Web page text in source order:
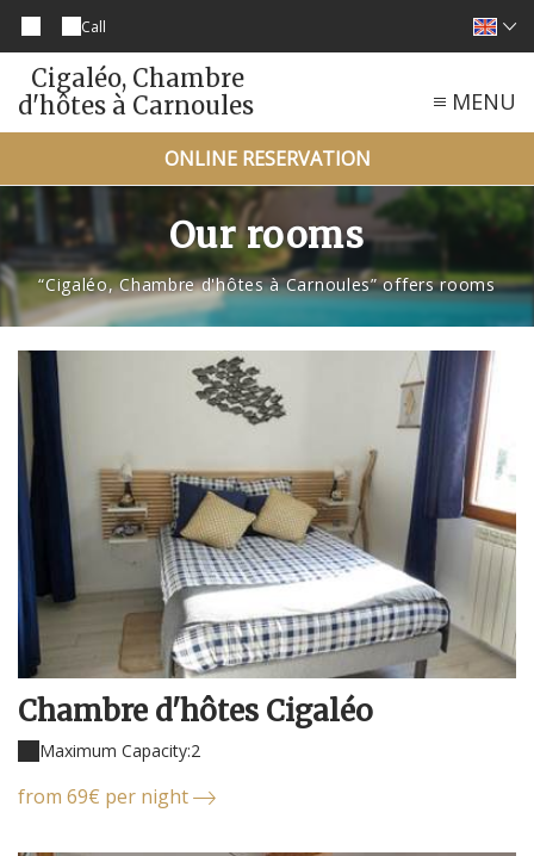
Call
Cigaléo, Chambre
d'hôtes à Carnoules
MENU
ONLINE RESERVATION
Our rooms
“Cigaléo, Chambre d'hôtes à Carnoules” offers rooms
Chambre d'hôtes Cigaléo
Maximum Capacity:2
from 69€ per night